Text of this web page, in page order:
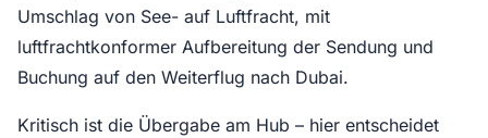
Umschlag von See- auf Luftfracht, mit
luftfrachtkonformer Aufbereitung der Sendung und
Buchung auf den Weiterflug nach Dubai.
Kritisch ist die Übergabe am Hub – hier entscheidet